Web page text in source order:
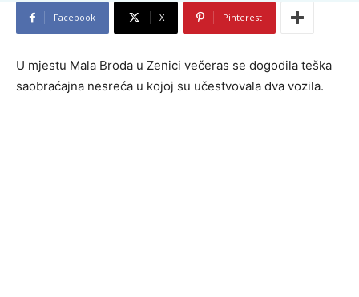
Facebook X Pinterest
U mjestu Mala Broda u Zenici večeras se dogodila teška
saobraćajna nesreća u kojoj su učestvovala dva vozila.